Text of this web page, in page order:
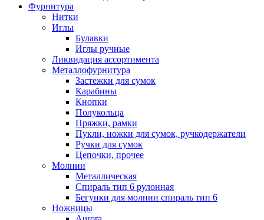
Фурнитура
Нитки
Иглы
Булавки
Иглы ручные
Ликвидация ассортимента
Металлофурнитура
Застежки для сумок
Карабины
Кнопки
Полукольца
Пряжки, рамки
Пукли, ножки для сумок, ручкодержатели
Ручки для сумок
Цепочки, прочее
Молнии
Металлическая
Спираль тип 6 рулонная
Бегунки для молнии спираль тип 6
Ножницы